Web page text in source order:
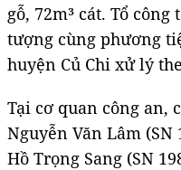
gỗ, 72m³ cát. Tổ
tượng cùng phương
huyện Củ Chi xử lý
Tại cơ quan công an,
Nguyễn Văn Lâm
Hồ Trọng Sang (SN